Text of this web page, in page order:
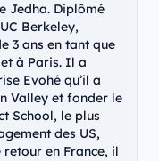
Jedha. Diplômé
Berkeley,
3 ans en tant que
à Paris. Il a
Evohé qu’il a
Valley et fonder le
School, le plus
des US,
retour en France, il